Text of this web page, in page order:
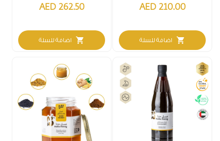
AED 210.00
shopping_cart اضافة للسلة
AED 262.50
shopping_cart اضافة للسلة